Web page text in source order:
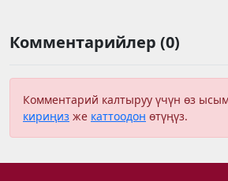
Комментарийлер (0)
Комментарий калтыруу үчүн өз
кириңиз же каттоодон өтүңүз.